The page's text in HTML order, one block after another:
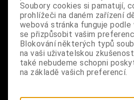
Koupit
Soubory cookies si pamatují,
prohlížeči na daném zařízení
webová stránka funguje podle
se přizpůsobit vašim
Blokování některých typů
na vaši uživatelskou
také nebudeme schopni
na základě vašich preferencí.